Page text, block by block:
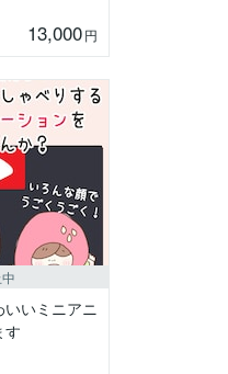
13,000円
いミニアニ
す